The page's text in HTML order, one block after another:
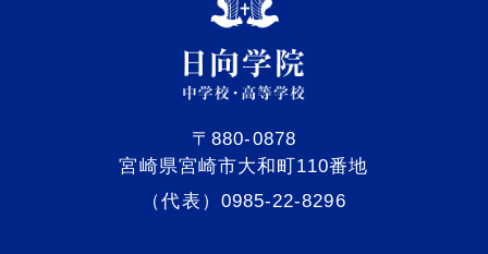
〒880-0878
宮崎県宮崎市大和町110番地
（代表）0985-22-8296